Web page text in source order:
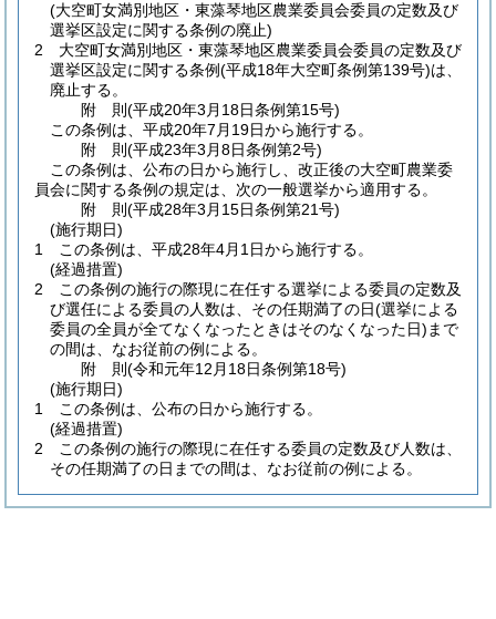
(大空町女満別地区・東藻琴地区農業委員会委員の定数及び
選挙区設定に関する条例の廃止)
2
大空町女満別地区・東藻琴地区農業委員会委員の定数及び
選挙区設定に関する条例(平成18年大空町条例第139号)は、
廃止する。
附 則(平成20年3月18日条例第15号)
この条例は、平成20年7月19日から施行する。
附 則(平成23年3月8日条例第2号)
この条例は、公布の日から施行し、改正後の大空町農業委
員会に関する条例の規定は、次の一般選挙から適用する。
附 則(平成28年3月15日条例第21号)
(施行期日)
1
この条例は、平成28年4月1日から施行する。
(経過措置)
2
この条例の施行の際現に在任する選挙による委員の定数及
び選任による委員の人数は、その任期満了の日(選挙による
委員の全員が全てなくなったときはそのなくなった日) まで
の間は、なお従前の例による。
附 則(令和元年12月18日条例第18号)
(施行期日)
1
この条例は、公布の日から施行する。
(経過措置)
2
この条例の施行の際現に在任する委員の定数及び人数は、
その任期満了の日までの間は、なお従前の例による。